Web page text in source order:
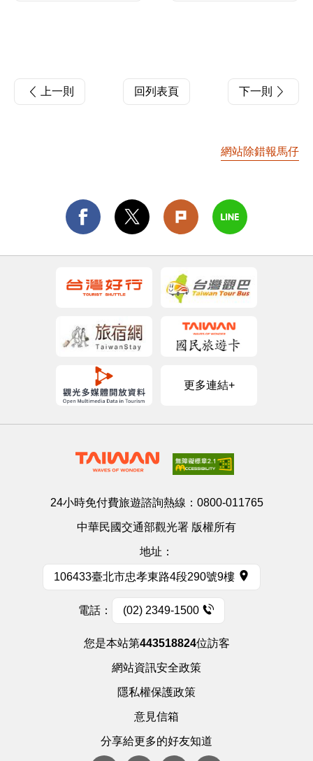
上一則 回列表頁 下一則
網站除錯報馬仔
更多連結+
24小時免付費旅遊諮詢熱線： 0800-011765
中華民國交通部觀光署 版權所有
地址：
106433臺北市忠孝東路4段290號9樓
電話： (02) 2349-1500
您是本站第443518824位訪客
網站資訊安全政策
隱私權保護政策
意見信箱
分享給更多的好友知道